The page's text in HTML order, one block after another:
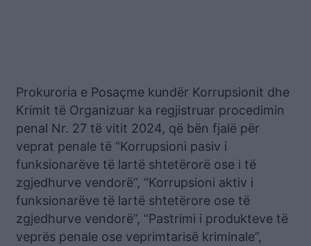
Prokuroria e Posaçme kundër Korrupsionit dhe
Krimit të Organizuar ka regjistruar procedimin
penal Nr. 27 të vitit 2024, që bën fjalë për
veprat penale të “Korrupsioni pasiv i
funksionarëve të lartë shtetërorë ose i të
zgjedhurve vendorë”, “Korrupsioni aktiv i
funksionarëve të lartë shtetërore ose të
zgjedhurve vendorë”, “Pastrimi i produkteve të
veprës penale ose veprimtarisë kriminale”,